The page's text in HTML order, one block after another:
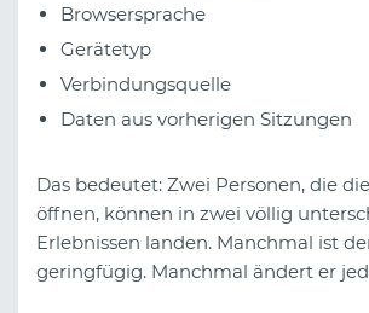
Browsersprache
Gerätetyp
Verbindungsquelle
Daten aus vorherigen Sitzungen
Das bedeutet: Zwei Personen, die
öffnen, können in zwei völlig
Erlebnissen landen. Manchmal ist
geringfügig. Manchmal ändert er